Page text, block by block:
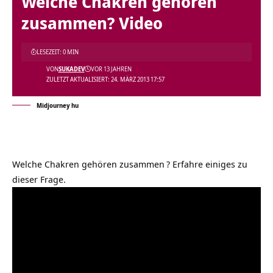
zusammen? Video
ZULETZT AKTUALISIERT: 24. MÄRZ 2013 17:57
VONSUKADEV VOR 13 JAHREN
LESEZEIT: 0 MIN
Midjourney hu
Welche Chakren gehören zusammen ? Erfahre einiges zu
dieser Frage.